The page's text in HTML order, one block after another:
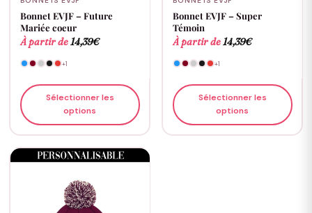
Bonnet EVJF – Future
Mariée coeur
À partir de14,39€
+1
Sélectionner les
options
Bonnet EVJF – Super
Témoin
À partir de14,39€
+1
Sélectionner les
options